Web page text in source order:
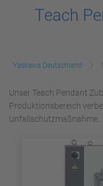
Teach
Yaskawa Deutschland
Unser Teach Pendant
Produktionsbereich
Unfallschutzmaßnahme.